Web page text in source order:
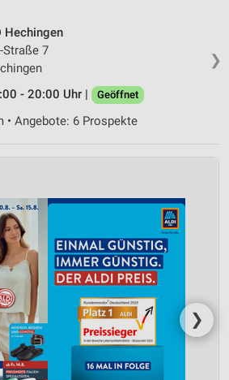
❯
Hechingen
Straße 7
- 20:00 Uhr |
Geöffnet
• Angebote: 6 Prospekte
❯